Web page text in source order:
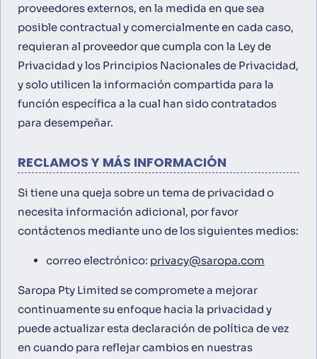
proveedores externos, en la medida en que sea
posible contractual y comercialmente en cada caso,
requieran al proveedor que cumpla con la Ley de
Privacidad y los Principios Nacionales de Privacidad,
y solo utilicen la información compartida para la
función específica a la cual han sido contratados
para desempeñar.
RECLAMOS Y MÁS INFORMACIÓN
Si tiene una queja sobre un tema de privacidad o
necesita información adicional, por favor
contáctenos mediante uno de los siguientes medios:
correo electrónico: privacy@saropa.com
Saropa Pty Limited se compromete a mejorar
continuamente su enfoque hacia la privacidad y
puede actualizar esta declaración de política de vez
en cuando para reflejar cambios en nuestras